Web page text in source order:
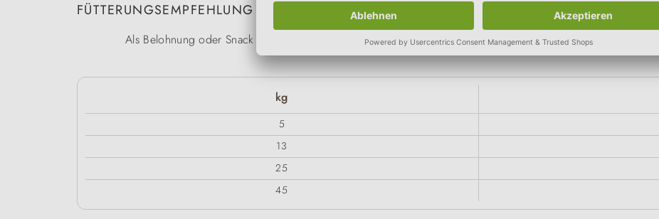
FÜTTERUNGSEMPFEHLUNG
Als Belohnung oder Snack zwischen den Mahlzeiten füttern. Bitte immer ausreichend Trinkwasser bereitstellen.
kg
5
13
25
45